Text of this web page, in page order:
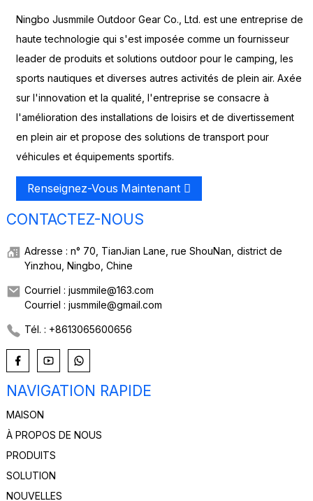
Ningbo Jusmmile Outdoor Gear Co., Ltd. est une entreprise de
haute technologie qui s'est imposée comme un fournisseur
leader de produits et solutions outdoor pour le camping, les
sports nautiques et diverses autres activités de plein air. Axée
sur l'innovation et la qualité, l'entreprise se consacre à
l'amélioration des installations de loisirs et de divertissement
en plein air et propose des solutions de transport pour
véhicules et équipements sportifs.
Renseignez-Vous Maintenant
CONTACTEZ-NOUS
Adresse : n° 70, TianJian Lane, rue ShouNan, district de
Yinzhou, Ningbo, Chine
Courriel : jusmmile@163.com
Courriel : jusmmile@gmail.com
Tél. : +8613065600656
NAVIGATION RAPIDE
MAISON
À PROPOS DE NOUS
PRODUITS
SOLUTION
NOUVELLES